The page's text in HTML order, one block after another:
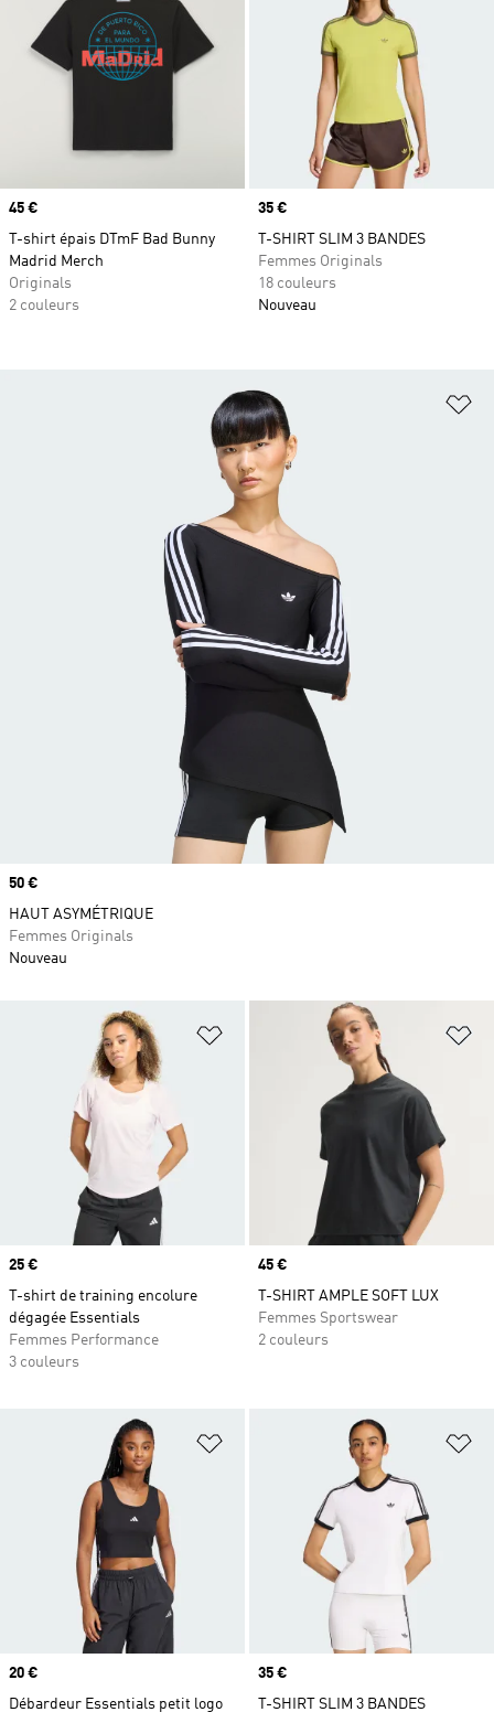
Prix
45 €
T-shirt épais DTmF Bad Bunny
Madrid Merch
Originals
2 couleurs
Prix
35 €
T-SHIRT SLIM 3 BANDES
Femmes Originals
18 couleurs
Nouveau
Ajouter à la Liste de produits
Prix
25 €
T-shirt de training encolure
dégagée Essentials
Femmes Performance
3 couleurs
Prix
45 €
T-SHIRT AMPLE SOFT LUX
Femmes Sportswear
2 couleurs
Ajouter à la Liste de produits
Prix
20 €
Débardeur Essentials petit logo
Prix
35 €
T-SHIRT SLIM 3 BANDES
Prix
50 €
HAUT ASYMÉTRIQUE
Femmes Originals
Nouveau